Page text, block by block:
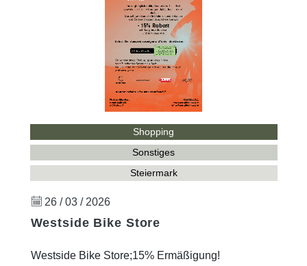
Shopping
Sonstiges
Steiermark
26 / 03 / 2026
Westside Bike Store
Westside Bike Store;15% Ermäßigung!